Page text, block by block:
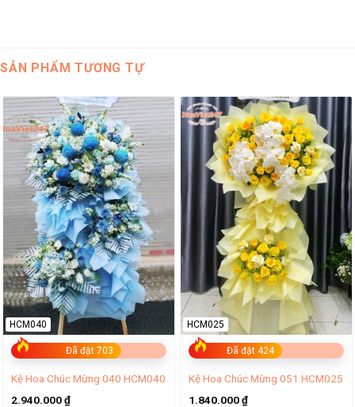
SẢN PHẨM TƯƠNG TỰ
Đã đặt 703
HCM040
Kệ Hoa Chúc Mừng 040 HCM040
2.940.000₫
Đã đặt 424
HCM025
Kệ Hoa Chúc Mừng 051 HCM025
1.840.000₫